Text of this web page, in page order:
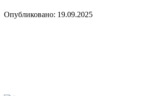
Опубликовано: 19.09.2025